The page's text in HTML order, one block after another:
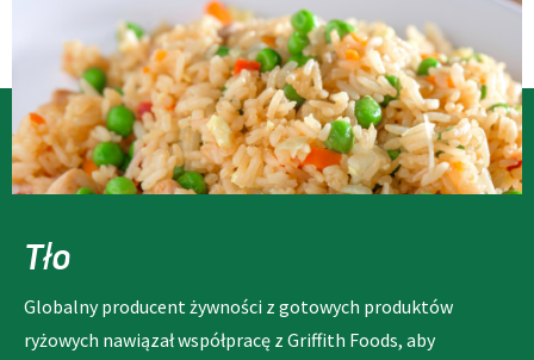
Tło
Globalny producent żywności z gotowych produktów
ryżowych nawiązał współpracę z Griffith Foods, aby